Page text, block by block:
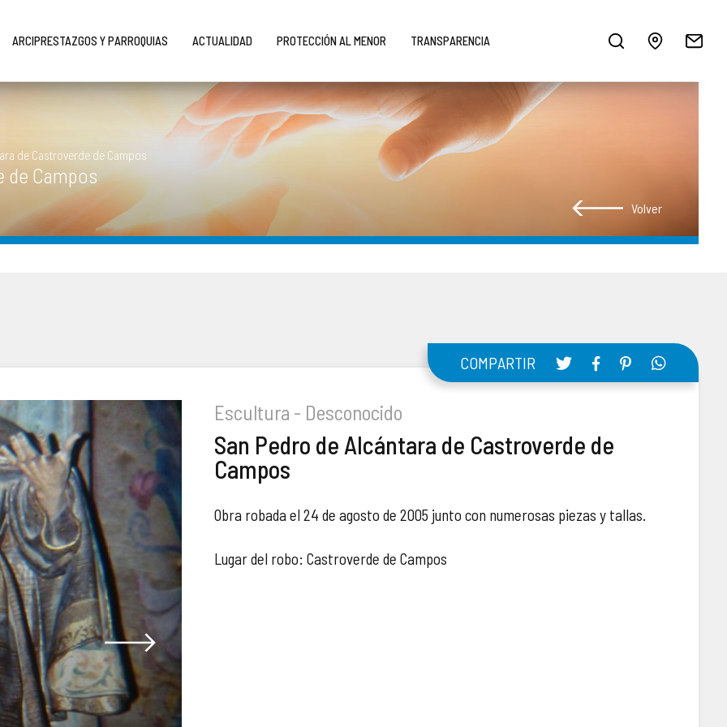
ARCIPRESTAZGOS Y PARROQUIAS ACTUALIDAD PROTECCIÓN AL MENOR TRANSPARENCIA
de Castroverde de Campos
de Campos
Volver
Escultura - Desconocido
COMPARTIR
San Pedro de Alcántara de Castroverde de
Campos
Obra robada el 24 de agosto de 2005 junto con numerosas piezas y tallas.
Lugar del robo: Castroverde de Campos